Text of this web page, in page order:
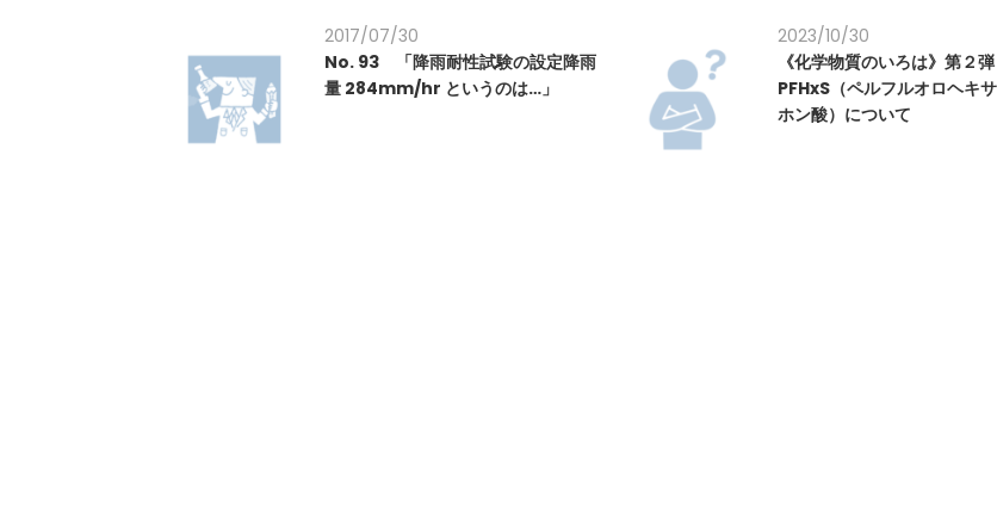
2017/07/30
No. 93 「降雨耐性試験の設定降雨
量 284mm/hr というのは…」
2023/10/30
《化学物質のいろは》第２
PFHxS（ペルフルオロヘキ
ホン酸）について